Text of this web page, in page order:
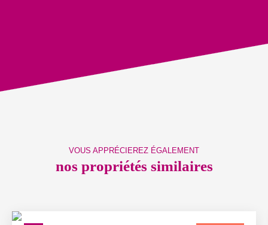
VOUS APPRÉCIEREZ ÉGALEMENT
nos propriétés similaires